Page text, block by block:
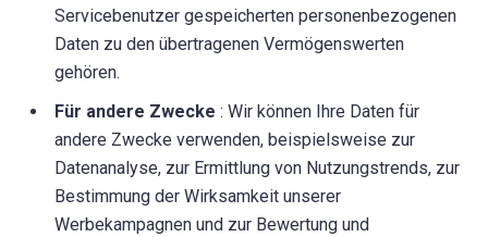
Servicebenutzer gespeicherten personenbezogenen
Daten zu den übertragenen Vermögenswerten
gehören.
Für andere Zwecke : Wir können Ihre Daten für
andere Zwecke verwenden, beispielsweise zur
Datenanalyse, zur Ermittlung von Nutzungstrends, zur
Bestimmung der Wirksamkeit unserer
Werbekampagnen und zur Bewertung und